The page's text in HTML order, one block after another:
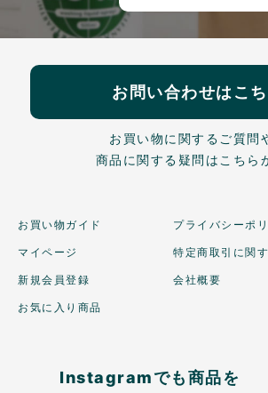
お問い合わせはこ
お買い物に関するご質問
商品に関する疑問はこちら
お買い物ガイド
マイページ
新規会員登録
お気に入り商品
プライバシーポ
特定商取引に関
会社概要
Instagramでも商品を